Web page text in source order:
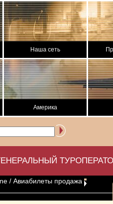
Наша сеть
Америка
/ Авиабилеты продажа